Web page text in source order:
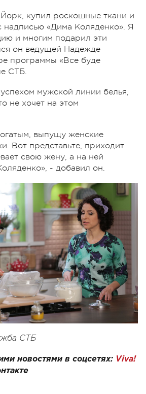
купил роскошные ткани и
надписью «Дима Коляденко». Я
и многим подарил эти
он ведущей Надежде
программы «Все буде
СТБ.
мужской линии белья,
не хочет на этом
выпущу женские
Вот представьте, приходит
свою жену, а на ней
- добавил он.
СТБ
новостями в соцсетях: Viva!